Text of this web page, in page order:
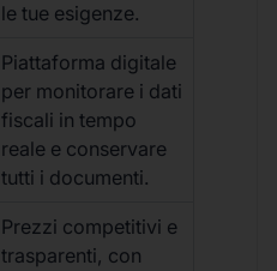
le tue esigenze.
Piattaforma digitale
per monitorare i dati
fiscali in tempo
reale e conservare
tutti i documenti.
Prezzi competitivi e
trasparenti, con